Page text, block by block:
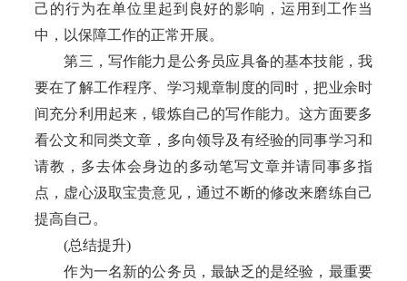
己的行为在单位里起到良好的影响，运用到工作当
中，以保障工作的正常开展。
第三，写作能力是公务员应具备的基本技能，我
要在了解工作程序、学习规章制度的同时，把业余时
间充分利用起来，锻炼自己的写作能力。这方面要多
看公文和同类文章，多向领导及有经验的同事学习和
请教，多去体会身边的多动笔写文章并请同事多指
点，虚心汲取宝贵意见，通过不断的修改来磨练自己
提高自己。
(总结提升)
作为一名新的公务员，最缺乏的是经验，最重要